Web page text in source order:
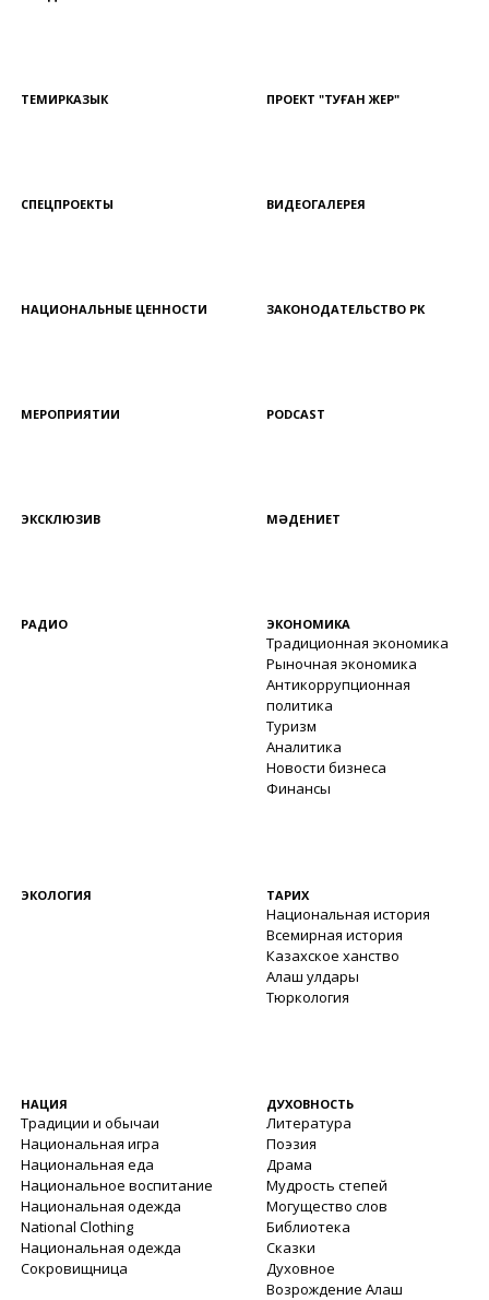
ТЕМИРКАЗЫК ПРОЕКТ "ТУҒАН ЖЕР"
СПЕЦПРОЕКТЫ ВИДЕОГАЛЕРЕЯ
НАЦИОНАЛЬНЫЕ ЦЕННОСТИ ЗАКОНОДАТЕЛЬСТВО РК
МЕРОПРИЯТИИ PODCAST
ЭКСКЛЮЗИВ МӘДЕНИЕТ
РАДИО ЭКОНОМИКА
Традиционная экономика
Рыночная экономика
Антикоррупционная
политика
Туризм
Аналитика
Новости бизнеса
Финансы
ЭКОЛОГИЯ ТАРИХ
Национальная история
Всемирная история
Казахское ханство
Алаш улдары
Тюркология
НАЦИЯ
Традиции и обычаи
Национальная игра
Национальная еда
Национальное воспитание
Национальная одежда
National Clothing
Национальная одежда
Сокровищница
ДУХОВНОСТЬ
Литература
Поэзия
Драма
Мудрость степей
Могущество слов
Библиотека
Сказки
Духовное
Возрождение Алаш